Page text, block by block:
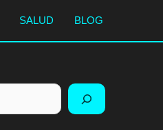
SALUD BLOG